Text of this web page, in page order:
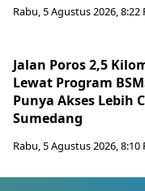
Rabu, 5 Agustus 2026, 8:22
Jalan Poros 2,5
Lewat Program
Punya Akses Lebih
Sumedang
Rabu, 5 Agustus 2026, 8:10